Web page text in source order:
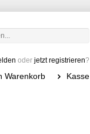
oder jetzt registrieren?
Warenkorb Kasse